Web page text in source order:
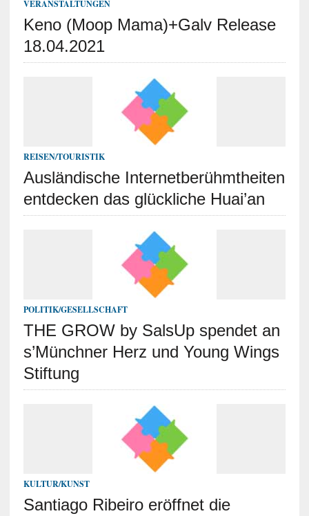
VERANSTALTUNGEN
Keno (Moop Mama)+Galv Release
18.04.2021
REISEN/TOURISTIK
Ausländische Internetberühmtheiten
entdecken das glückliche Huai’an
POLITIK/GESELLSCHAFT
THE GROW by SalsUp spendet an
s’Münchner Herz und Young Wings
Stiftung
KULTUR/KUNST
Santiago Ribeiro eröffnet die